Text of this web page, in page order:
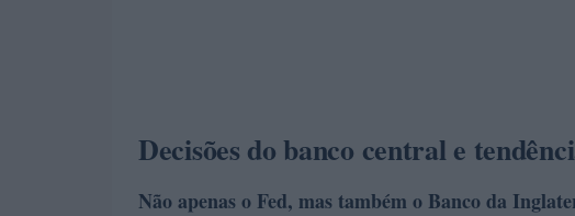
Decisões do banco central e
Não apenas o Fed, mas também o Banco da